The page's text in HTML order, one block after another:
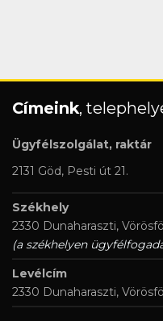
Címeink,
Ügyfélszolgálat, raktár
2131 Göd, Pesti út 21.
Székhely
2330 Dunaharaszti,
(a székhelyen
Levélcím
2330 Dunaharaszti,